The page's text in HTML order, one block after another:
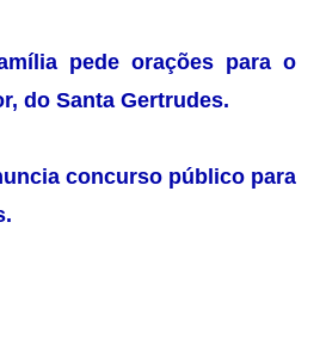
pede orações para o
do Santa Gertrudes.
concurso público para